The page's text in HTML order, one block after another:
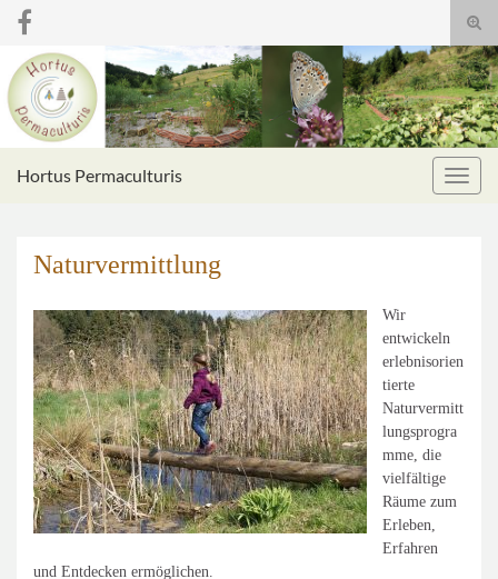
Search for:
Hortus Permaculturis
Naturvermittlung
Wir
entwickeln
erlebnisorien
tierte
Naturvermitt
lungsprogra
mme, die
vielfältige
Räume zum
Erleben,
Erfahren
und Entdecken ermöglichen.